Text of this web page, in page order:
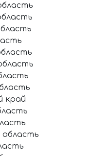
край
область